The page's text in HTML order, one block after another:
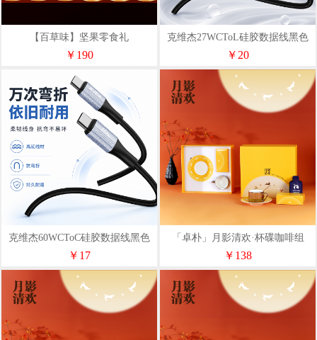
【百草味】坚果零食礼
盒-1696g（太和礼）
￥190
克维杰27WCToL硅胶数据线黑色
1MKV-CL10S
￥20
克维杰60WCToC硅胶数据线黑色
1MKV-CC10S
￥17
「卓朴」月影清欢·杯碟咖啡组
￥138